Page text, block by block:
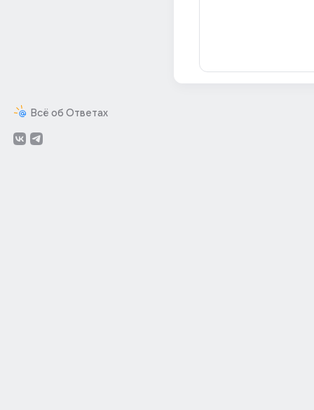
Всё об Ответах